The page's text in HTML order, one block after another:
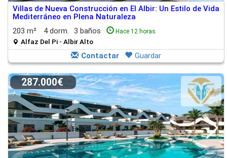
Villas de Nueva Construcción en El Albir: Un Estilo de Vida
Mediterráneo en Plena Naturaleza
203 m²
4 dorm. 3 baños Hace 12 horas
Alfaz Del Pi - Albir Alto
Contactar Guardar
287.000€